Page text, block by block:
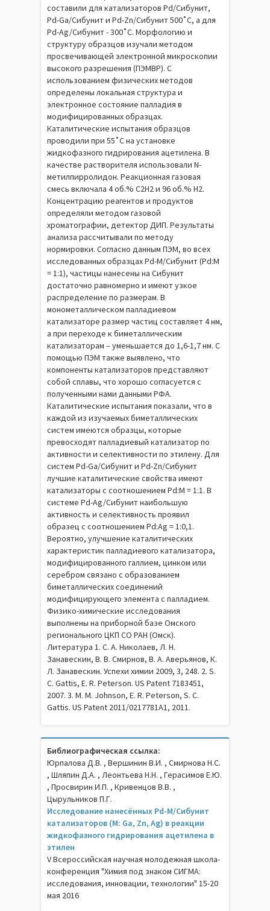
составили для катализаторов Pd/Сибунит,
Pd-Ga/Сибунит и Pd-Zn/Сибунит 500˚С, а для
Pd-Ag/Сибунит - 300˚С. Морфологию и
структуру образцов изучали методом
просвечивающей электронной микроскопии
высокого разрешения (ПЭМВР). С
использованием физических методов
определены локальная структура и
электронное состояние палладия в
модифицированных образцах.
Каталитические испытания образцов
проводили при 55˚С на установке
жидкофазного гидрирования ацетилена. В
качестве растворителя использовали N-
метилпирролидон. Реакционная газовая
смесь включала 4 об.% С2Н2 и 96 об.% Н2.
Концентрацию реагентов и продуктов
определяли методом газовой
хроматографии, детектор ДИП. Результаты
анализа рассчитывали по методу
нормировки. Согласно данным ПЭМ, во всех
исследованных образцах Pd-M/Сибунит (Pd:M
= 1:1), частицы нанесены на Сибунит
достаточно равномерно и имеют узкое
распределение по размерам. В
монометаллическом палладиевом
катализаторе размер частиц составляет 4 нм,
а при переходе к биметаллическим
катализаторам – уменьшается до 1,6-1,7 нм. С
помощью ПЭМ также выявлено, что
компоненты катализаторов представляют
собой сплавы, что хорошо согласуется с
полученными нами данными РФА.
Каталитические испытания показали, что в
каждой из изучаемых биметаллических
систем имеются образцы, которые
превосходят палладиевый катализатор по
активности и селективности по этилену. Для
систем Pd-Ga/Сибунит и Pd-Zn/Сибунит
лучшие каталитические свойства имеют
катализаторы с соотношением Pd:М = 1:1. В
системе Pd-Ag/Сибунит наибольшую
активность и селективность проявил
образец с соотношением Pd:Ag = 1:0,1.
Вероятно, улучшение каталитических
характеристик палладиевого катализатора,
модифицированного галлием, цинком или
серебром связано с образованием
биметаллических соединений
модифицирующего элемента с палладием.
Физико-химические исследования
выполнены на приборной базе Омского
регионального ЦКП СО РАН (Омск).
Литература 1. С. А. Николаев, Л. Н.
Занавескин, В. В. Смирнов, В. А. Аверьянов, К.
Л. Занавескин. Успехи химии 2009, 3, 248. 2. S.
C. Gattis, E. R. Peterson. US Patent 7183451,
2007. 3. M. M. Johnson, E. R. Peterson, S. C.
Gattis. US Patent 2011/0217781A1, 2011.
Библиографическая ссылка:
Юрпалова Д.В. , Вершинин В.И. , Смирнова Н.С.
, Шляпин Д.А. , Леонтьева Н.Н. , Герасимов Е.Ю.
, Просвирин И.П. , Кривенцов В.В. ,
Цырульников П.Г.
Исследование нанесённых Pd-M/Сибунит
катализаторов (M: Ga, Zn, Ag) в реакции
жидкофазного гидрирования ацетилена в
этилен
V Всероссийская научная молодежная школа-
конференция "Химия под знаком СИГМА:
исследования, инновации, технологии" 15-20
мая 2016